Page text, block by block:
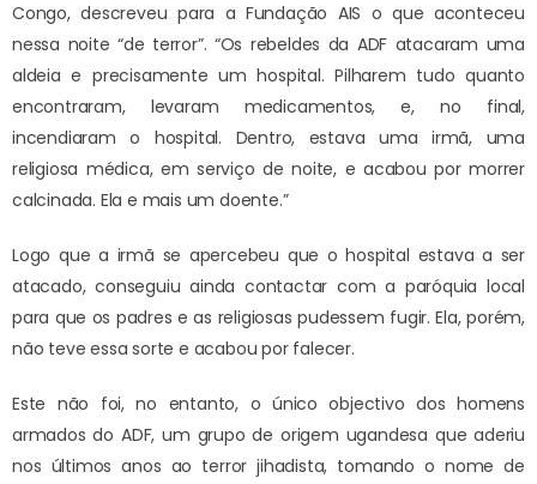
Congo, descreveu para a Fundação AIS o que aconteceu
nessa noite “de terror”. “Os rebeldes da ADF atacaram uma
aldeia e precisamente um hospital. Pilharem tudo quanto
encontraram, levaram medicamentos, e, no final,
incendiaram o hospital. Dentro, estava uma irmã, uma
religiosa médica, em serviço de noite, e acabou por morrer
calcinada. Ela e mais um doente.”
Logo que a irmã se apercebeu que o hospital estava a ser
atacado, conseguiu ainda contactar com a paróquia local
para que os padres e as religiosas pudessem fugir. Ela, porém,
não teve essa sorte e acabou por falecer.
Este não foi, no entanto, o único objectivo dos homens
armados do ADF, um grupo de origem ugandesa que aderiu
nos últimos anos ao terror jihadista, tomando o nome de